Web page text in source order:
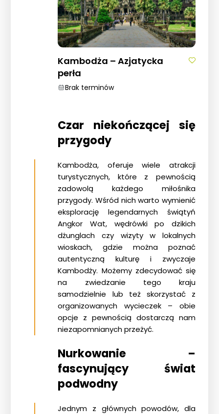
Kambodża – Azjatycka
perła
Brak terminów
Czar niekończącej się
przygody
Kambodża, oferuje wiele atrakcji
turystycznych, które z pewnością
zadowolą każdego miłośnika
przygody. Wśród nich warto wymienić
eksplorację legendarnych świątyń
Angkor Wat, wędrówki po dzikich
dżunglach czy wizyty w lokalnych
wioskach, gdzie można poznać
autentyczną kulturę i zwyczaje
Kambodży. Możemy zdecydować się
na zwiedzanie tego kraju
samodzielnie lub też skorzystać z
organizowanych wycieczek– obie
opcje z pewnością dostarczą nam
niezapomnianych przeżyć.
Nurkowanie –
fascynujący świat
podwodny
Jednym z głównych powodów, dla